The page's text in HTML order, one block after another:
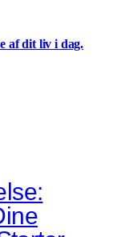
af dit liv i dag.